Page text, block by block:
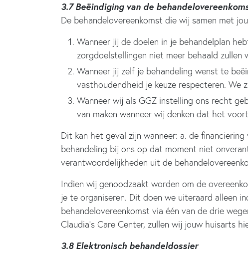
3.7 Beëindiging van de
De behandelovereenkomst die wij samen met
Wanneer jij de doelen in je behandelplan
zorgdoelstellingen niet meer behaald zullen
Wanneer jij zelf je behandeling wenst te
vasthoudendheid je keuze respecteren. We
Wanneer wij als GGZ instelling ons recht
van maken wanneer wij denken dat het
Dit kan het geval zijn wanneer: a. de
behandeling bij ons op dat moment niet
verantwoordelijkheden uit de
Indien wij genoodzaakt worden om de
je te organiseren. Dit doen we uiteraard alleen
behandelovereenkomst via één van de drie
Claudia’s Care Center, zullen wij jouw huisarts
3.8 Elektronisch behandeldossier